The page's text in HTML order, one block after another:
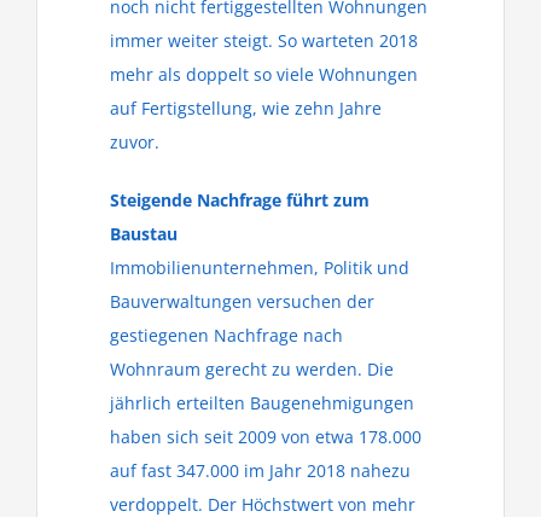
noch nicht fertiggestellten Wohnungen
immer weiter steigt. So warteten 2018
mehr als doppelt so viele Wohnungen
auf Fertigstellung, wie zehn Jahre
zuvor.
Steigende Nachfrage führt zum
Baustau
Immobilienunternehmen, Politik und
Bauverwaltungen versuchen der
gestiegenen Nachfrage nach
Wohnraum gerecht zu werden. Die
jährlich erteilten Baugenehmigungen
haben sich seit 2009 von etwa 178.000
auf fast 347.000 im Jahr 2018 nahezu
verdoppelt. Der Höchstwert von mehr